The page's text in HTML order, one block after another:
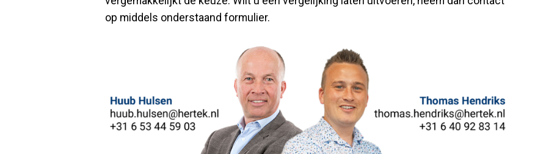
op middels onderstaand formulier.